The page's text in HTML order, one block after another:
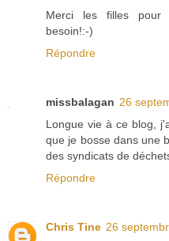
Merci les filles pour
besoin!:-)
Répondre
missbalagan 26
Longue vie à ce blog,
que je bosse dans une
des syndicats de
Répondre
Chris Tine 26